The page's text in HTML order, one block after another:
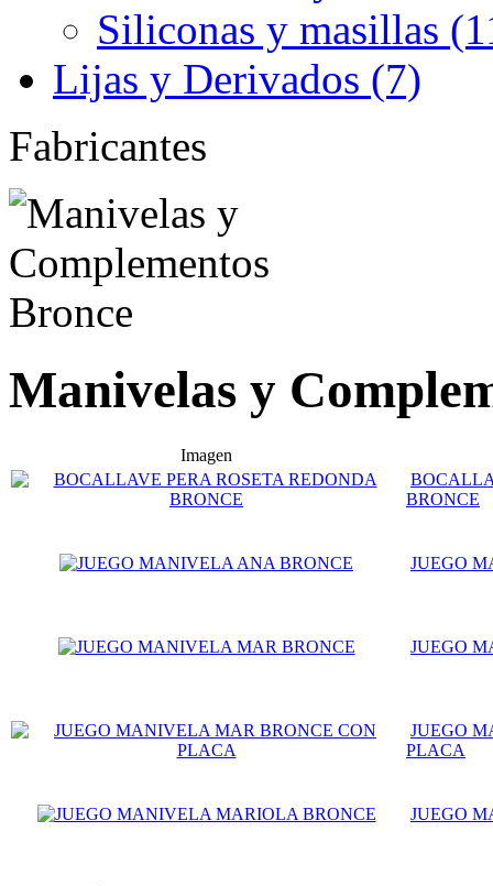
Siliconas y masillas
Lijas y Derivados (7)
Fabricantes
Manivelas y
Imagen
BRONCE
JUEGO
JUEGO
JUEGO
PLACA
JUEGO